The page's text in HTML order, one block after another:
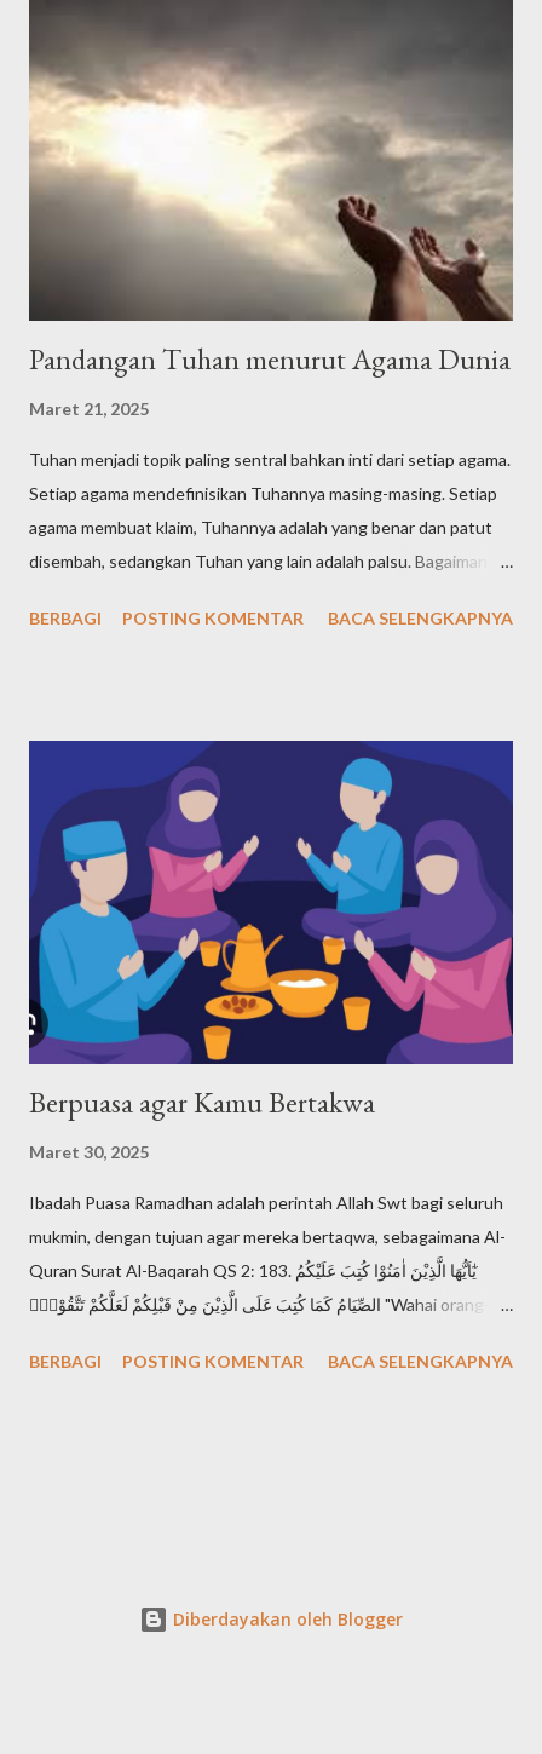
وَالْمُرْسَلِيْنَ وَعَلَى اَلِهِ وَصَحْبِهِ أَجْمَعِيْنَ أَمَّا بَعْدُ Alhamdulillahi
rabbil’aalamiin, wash-sholaatu wassalaamu ‘ala isyrofil anbiyaa i
walmursaliin, wa’alaa alihi washohbihii ajma’iin ammaba’adu .
Artinya: Segala puji bagi Allah Tuhan seluruh alam. Semoga
shalawat dan ...
Pandangan Tuhan menurut Agama Dunia
Maret 21, 2025
Tuhan menjadi topik paling sentral bahkan inti dari setiap agama.
Setiap agama mendefinisikan Tuhannya masing-masing. Setiap
agama membuat klaim, Tuhannya adalah yang benar dan patut
disembah, sedangkan Tuhan yang lain adalah palsu. Bagaimana
Yahudi (Yudaisme) Meski ajaran Yahudi telah diajarkan sejak Nabi
1527-1407 SM. Maka, dari agama-agama samawi, Yahudi adalah
agama pertama menurut urutan waktunya. Bagaimana Nabi
Musa mendefiniskan dan mengajarkan ketuhanan kepada
kaumnya? Nabi Musa dengan tegas menyatakan bahwa Tuhan
adalah Yang Maha Esa. Pernyataan yang paling terkenal tentang
keesaan Tuhan dalam ajaran Musa ada dalam Ulangan 6:4, yang
disebut Shema Israel: "Dengarlah, hai Israel: Tuhan itu Allah
kita, Tuhan itu esa!". Shema Israel a...
BERBAGI POSTING KOMENTAR BACA SELENGKAPNYA
Berpuasa agar Kamu Bertakwa
Maret 30, 2025
Ibadah Puasa Ramadhan adalah perintah Allah Swt bagi seluruh
mukmin, dengan tujuan agar mereka bertaqwa, sebagaimana Al-
Quran Surat Al-Baqarah QS 2: 183. يٰٓاَيُّهَا الَّذِيْنَ اٰمَنُوْا كُتِبَ عَلَيْكُمُ
الصِّيَامُ كَمَا كُتِبَ عَلَى الَّذِيْنَ مِنْ قَبْلِكُمْ لَعَلَّكُمْ تَتَّقُوْنَۙ "Wahai orang-
sebagaimana diwajibkan atas orang-orang sebelum kamu agar
yang disebutkan dalam Al-Quran. Mari kita sebutkan saja salah
BERBAGI POSTING KOMENTAR BACA SELENGKAPNYA
Diberdayakan oleh Blogger